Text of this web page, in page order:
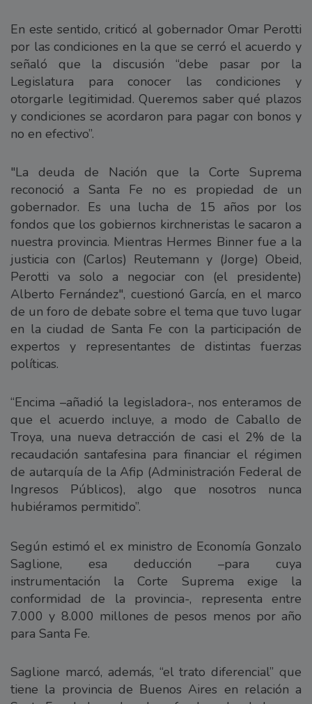
En este sentido, criticó al gobernador Omar Perotti
por las condiciones en la que se cerró el acuerdo y
señaló que la discusión “debe pasar por la
Legislatura para conocer las condiciones y
otorgarle legitimidad. Queremos saber qué plazos
y condiciones se acordaron para pagar con bonos y
no en efectivo”.
"La deuda de Nación que la Corte Suprema
reconoció a Santa Fe no es propiedad de un
gobernador. Es una lucha de 15 años por los
fondos que los gobiernos kirchneristas le sacaron a
nuestra provincia. Mientras Hermes Binner fue a la
justicia con (Carlos) Reutemann y (Jorge) Obeid,
Perotti va solo a negociar con (el presidente)
Alberto Fernández", cuestionó García, en el marco
de un foro de debate sobre el tema que tuvo lugar
en la ciudad de Santa Fe con la participación de
expertos y representantes de distintas fuerzas
políticas.
“Encima –añadió la legisladora-, nos enteramos de
que el acuerdo incluye, a modo de Caballo de
Troya, una nueva detracción de casi el 2% de la
recaudación santafesina para financiar el régimen
de autarquía de la Afip (Administración Federal de
Ingresos Públicos), algo que nosotros nunca
hubiéramos permitido”.
Según estimó el ex ministro de Economía Gonzalo
Saglione, esa deducción –para cuya
instrumentación la Corte Suprema exige la
conformidad de la provincia-, representa entre
7.000 y 8.000 millones de pesos menos por año
para Santa Fe.
Saglione marcó, además, “el trato diferencial” que
tiene la provincia de Buenos Aires en relación a